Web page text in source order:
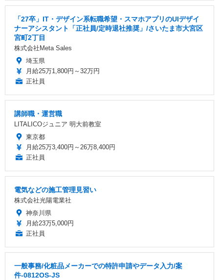
「27卒」IT・デザイン系転職希望・スマホアプリのUIデザイ
ナーアシスタント「正社員/定時退社推奨」/さいたま市大宮区
宮町2丁目
株式会社Meta Sales
埼玉県
月給25万1,800円～32万円
正社員
講師職・運営職
LITALICOジュニア 明大前教室
東京都
月給25万3,400円～26万8,400円
正社員
電気などの施工管理見習い
株式会社光陽電業社
神奈川県
月給23万5,000円
正社員
一般事務/化粧品メーカーでの特許申請やデータ入力/案
件-0812OS-JS